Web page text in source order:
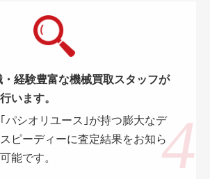
経験豊富な機械買取スタッフが
います。
パシオリユース｣が持つ膨大なデ
ピーディーに査定結果をお知ら
能です。